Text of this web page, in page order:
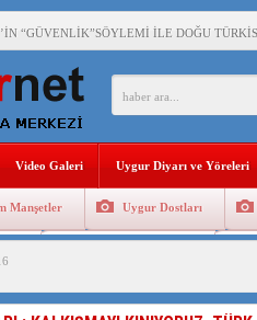
“GÜVENLİK”SÖYLEMİ İLE DOĞU
YAŞAYAN
PARTİ GENEL BAŞKANI
DOĞU TÜRKİSTAN’DAKİ
KAYNAYAN YARAMIZ : ÇİN
UYGUR POLİTİKALARINI ÖVEN
Video Galeri Uygur Diyarı ve Yöreleri
Manşetler Uygur Dostları